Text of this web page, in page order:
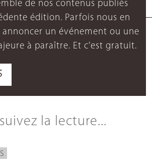
de nos contenus publiés
édition. Parfois nous en
un événement ou une
à paraître. Et c'est gratuit.
la lecture...